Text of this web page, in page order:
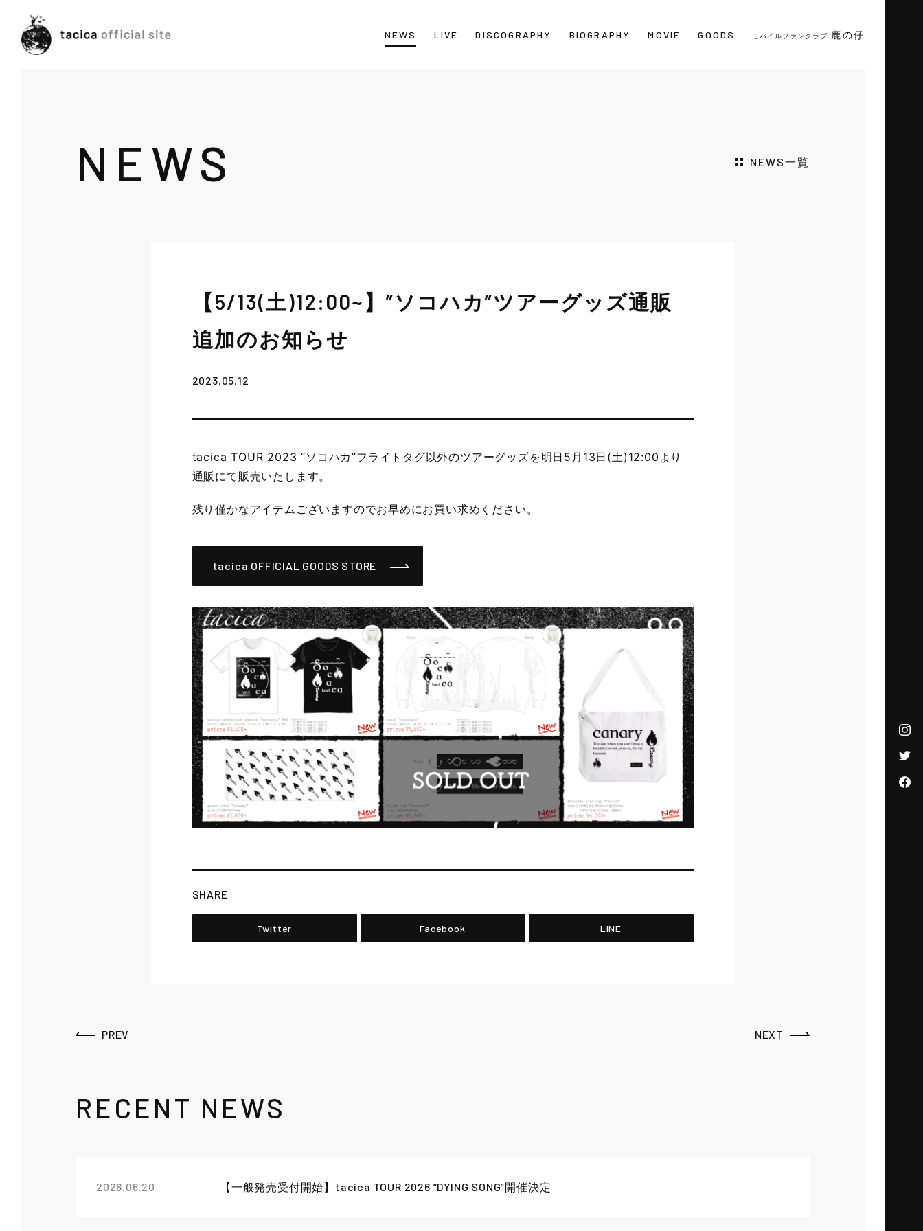
NEWS LIVE DISCOGRAPHY BIOGRAPHY MOVIE GOODS モバイルファンクラブ 鹿の仔
NEWS NEWS一覧
【5/13(土)12:00~】”ソコハカ”ツアーグッズ通販
追加のお知らせ
2023.05.12
tacica TOUR 2023 “ソコハカ”フライトタグ以外のツアーグッズを明日5月13日(土)12:00より
通販にて販売いたします。
残り僅かなアイテムございますのでお早めにお買い求めください。
tacica OFFICIAL GOODS STORE
SHARE
Twitter Facebook LINE
PREV NEXT
RECENT NEWS
2026.06.20 【一般発売受付開始】tacica TOUR 2026 “DYING SONG”開催決定